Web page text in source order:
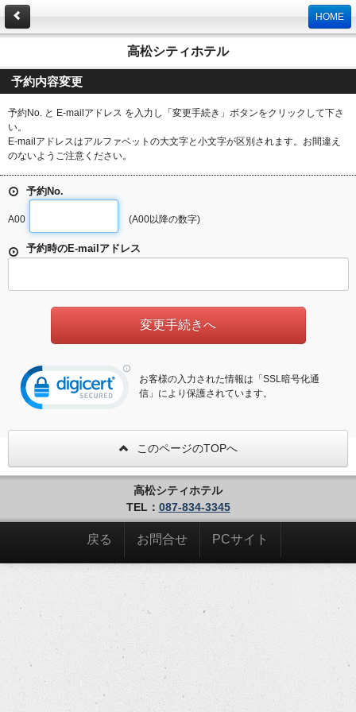
HOME
高松シティホテル
予約内容変更
予約No. と E-mailアドレス を入力し「変更手続き」ボタンをクリックして下さ
い。
E-mailアドレスはアルファベットの大文字と小文字が区別されます。お間違え
のないようご注意ください。
予約No.
A00 (A00以降の数字)
予約時のE-mailアドレス
お客様の入力された情報は「SSL暗号化通
信」により保護されています。
このページのTOPへ
高松シティホテル
TEL： 087-834-3345
戻る お問合せ PCサイト